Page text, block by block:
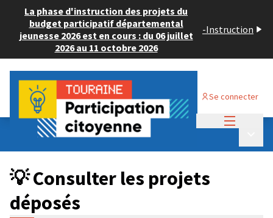
La phase d'instruction des projets du
budget participatif départemental
jeunesse 2026 est en cours : du 06 juillet
2026 au 11 octobre 2026
-Instruction
Se connecter
Budget Participatif JEUNESSE 2024
💡 Consulter les projets déposés
💡 Consulter les projets
déposés